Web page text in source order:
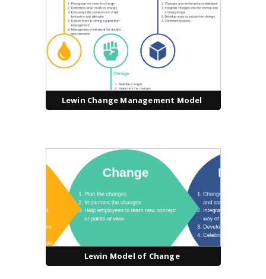
Lewin Change Management Model
Lewin Model of Change